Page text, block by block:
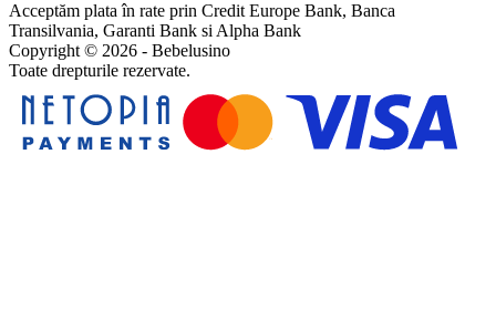
Acceptăm plata în rate prin Credit Europe Bank, Banca
Transilvania, Garanti Bank si Alpha Bank
Copyright © 2026 - Bebelusino
Toate drepturile rezervate.